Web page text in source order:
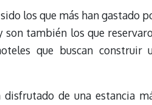
los que más han gastado
son también los que
que buscan construir
de una estancia